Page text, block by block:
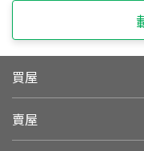
買屋
賣屋